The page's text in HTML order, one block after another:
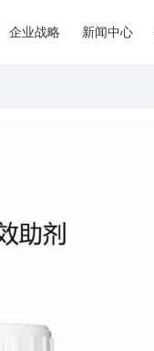
企业战略 新闻中心